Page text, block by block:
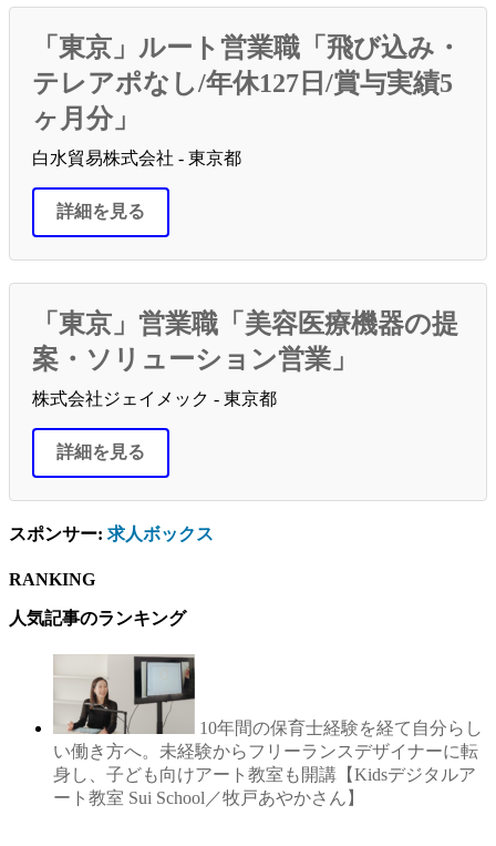
「東京」ルート営業職「飛び込み・
テレアポなし/年休127日/賞与実績5
ヶ月分」
白水貿易株式会社 - 東京都
詳細を見る
「東京」営業職「美容医療機器の提
案・ソリューション営業」
株式会社ジェイメック - 東京都
詳細を見る
スポンサー: 求人ボックス
RANKING
人気記事のランキング
10年間の保育士経験を経て自分らし
い働き方へ。未経験からフリーランスデザイナーに転
身し、子ども向けアート教室も開講【Kidsデジタルア
ート教室 Sui School／牧戸あやかさん】